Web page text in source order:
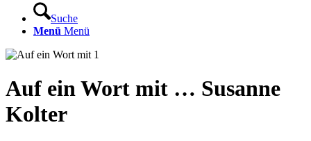
Suche
Menü Menü
Auf ein Wort mit … Susanne
Kolter